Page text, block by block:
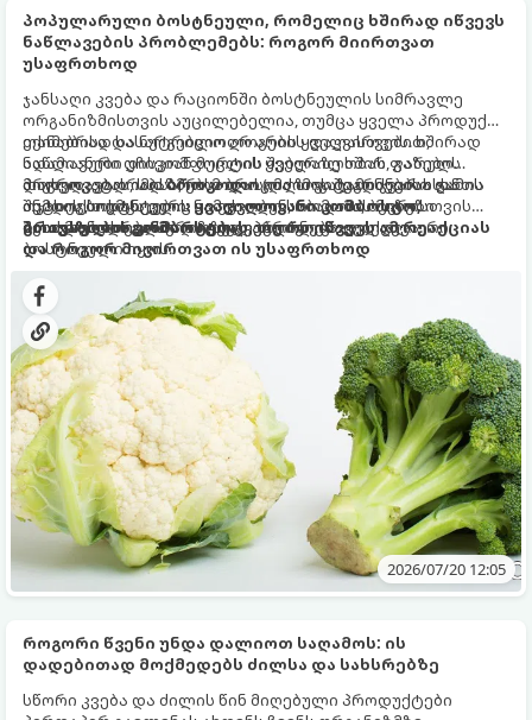
პოპულარული ბოსტნეული, რომელიც ხშირად იწვევს
ნაწლავების პრობლემებს: როგორ მიირთვათ
უსაფრთხოდ
ჯანსაღი კვება და რაციონში ბოსტნეულის სიმრავლე
ორგანიზმისთვის აუცილებელია, თუმცა ყველა პროდუქტი
თანაბრად სასარგებლო არ არის ყველასთვის. ხშირად
ადამიანები უჩივიან მუცლის შებერილობას, გაზების
დაგროვებას, სპაზმებსა და სიმძიმის შეგრძნებას ჭამის
შემდეგ, თუმცა ვერც კი ეჭვობენ, რომ ამის მიზეზი
შეიძლება სრულიად ჩვეულებრივი, ყოველდღიური
ბოსტნეული იყოს.
ექიმებისა და ნუტრიციოლოგების დაკვირვებით,
ნაწლავური დისკომფორტის ყველაზე ხშირ ფარულ
პროვოკატორადბროკოლი(და ზოგადად ჯვაროსანთა
ოჯახის ბოსტნეული:ყვავილოვანი კომბოსტო,
ბრიუსელის კომბოსტოგვევლინება.
მიუხედავად იმისა, რომ ბროკოლი ვიტამინებისა და
ანტიოქსიდანტების ნამდვილი საბადოა, ბევრისთვის
მისი მონელება სერიოზულ პრობლემად იქცევა.
გთავაზობთ განმარტებას, თუ რა იწვევს ამ რეაქციას
და როგორ მივირთვათ ის უსაფრთხოდ
2026/07/20 12:05
როგორი წვენი უნდა დალიოთ საღამოს: ის
დადებითად მოქმედებს ძილსა და სახსრებზე
სწორი კვება და ძილის წინ მიღებული პროდუქტები